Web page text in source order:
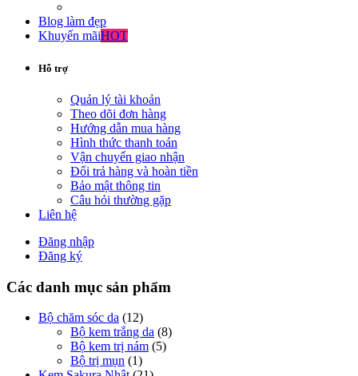
Blog làm đẹp
Khuyến mãiHOT
Hỗ trợ
Quản lý tài khoản
Theo dõi đơn hàng
Hướng dẫn mua hàng
Hình thức thanh toán
Vận chuyển giao nhận
Đổi trả hàng và hoàn tiền
Bảo mật thông tin
Câu hỏi thường gặp
Liên hệ
Đăng nhập
Đăng ký
Các danh mục sản phẩm
Bộ chăm sóc da (12)
Bộ kem trắng da (8)
Bộ kem trị nám (5)
Bộ trị mụn (1)